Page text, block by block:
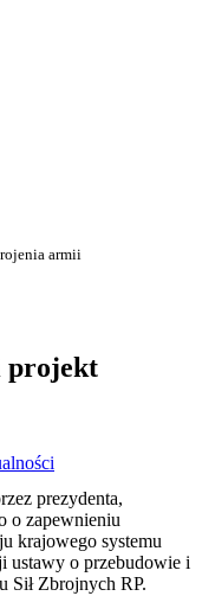
armii
projekt
prezydenta,
o zapewnieniu
krajowego systemu
ustawy o przebudowie i
Sił Zbrojnych RP.